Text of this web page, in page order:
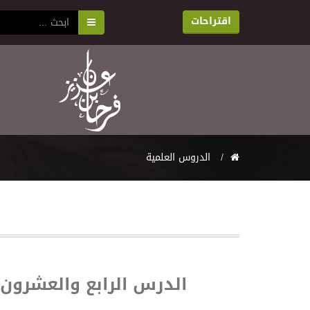
اقتراحات
اﻟﺪﺭﻭﺱ اﻟﻌﻠﻤﻴﺔ
الدرس الرابع